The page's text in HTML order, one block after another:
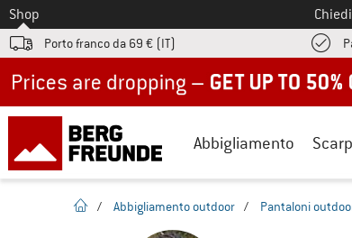
Allo
Shop
Porto franco da 69 € (IT)
Abbigliamento
pagina iniziale
/ Abbigliamento outdoor / Pantaloni